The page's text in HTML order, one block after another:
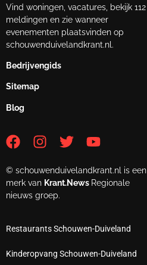
Vind woningen, vacatures, bekijk 112
meldingen en zie wanneer
evenementen plaatsvinden op
schouwenduivelandkrant.nl.
Bedrijvengids
Sitemap
Blog
© schouwenduivelandkrant.nl is een
merk van Krant.News Regionale
nieuws groep.
Restaurants Schouwen-Duiveland
Kinderopvang Schouwen-Duiveland